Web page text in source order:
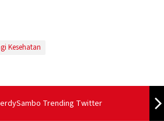
Kesehatan
Trending Twitter